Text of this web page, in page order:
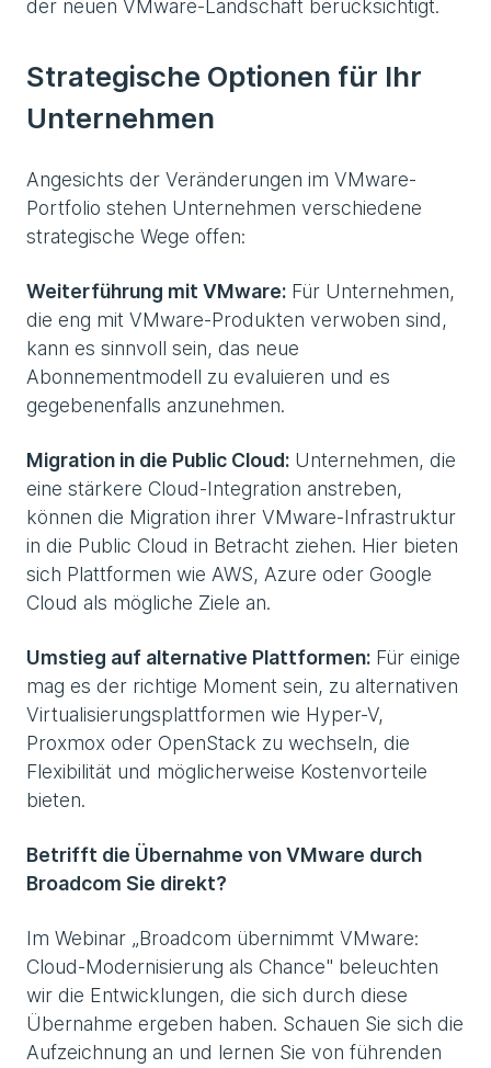
der neuen VMware-Landschaft berücksichtigt.
Strategische Optionen für Ihr
Unternehmen
Angesichts der Veränderungen im VMware-
Portfolio stehen Unternehmen verschiedene
strategische Wege offen:
Weiterführung mit VMware: Für Unternehmen,
die eng mit VMware-Produkten verwoben sind,
kann es sinnvoll sein, das neue
Abonnementmodell zu evaluieren und es
gegebenenfalls anzunehmen.
Migration in die Public Cloud: Unternehmen, die
eine stärkere Cloud-Integration anstreben,
können die Migration ihrer VMware-Infrastruktur
in die Public Cloud in Betracht ziehen. Hier bieten
sich Plattformen wie AWS, Azure oder Google
Cloud als mögliche Ziele an.
Umstieg auf alternative Plattformen: Für einige
mag es der richtige Moment sein, zu alternativen
Virtualisierungsplattformen wie Hyper-V,
Proxmox oder OpenStack zu wechseln, die
Flexibilität und möglicherweise Kostenvorteile
bieten.
Betrifft die Übernahme von VMware durch
Broadcom Sie direkt?
Im Webinar „Broadcom übernimmt VMware:
Cloud-Modernisierung als Chance" beleuchten
wir die Entwicklungen, die sich durch diese
Übernahme ergeben haben. Schauen Sie sich die
Aufzeichnung an und lernen Sie von führenden